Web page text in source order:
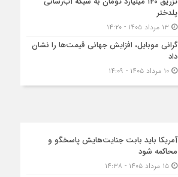
پلدختر
گرانی موبایل، افزایش جهانی قیمت‌ها را نشان
داد
۱۰ مرداد ۱۴۰۵ - ۱۴:۰۹
آمریکا باید بابت جنایت‌هایش پاسخگو و
محاکمه شود
۱۵ مرداد ۱۴۰۵ - ۱۴:۳۸